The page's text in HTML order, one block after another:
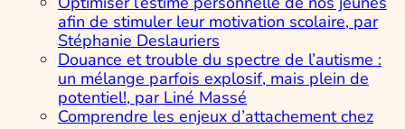
afin de stimuler leur motivation scolaire, par
Stéphanie Deslauriers
Douance et trouble du spectre de l’autisme :
un mélange parfois explosif, mais plein de
potentiel!, par Liné Massé
Comprendre les enjeux d’attachement chez